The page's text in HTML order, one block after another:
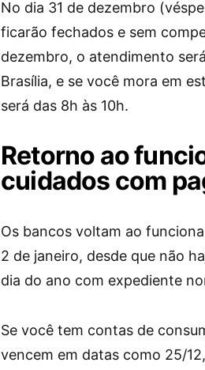
No dia 31 de dezembro
ficarão fechados e sem
dezembro, o atendimento
Brasília, e se você mora em
será das 8h às 10h.
Retorno ao
cuidados com
Os bancos voltam ao
2 de janeiro, desde que não
dia do ano com expediente
Se você tem contas de
vencem em datas como 25/